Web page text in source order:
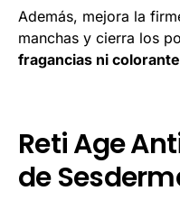
Además, mejora la
manchas y cierra los
fragancias ni
Reti Age
de